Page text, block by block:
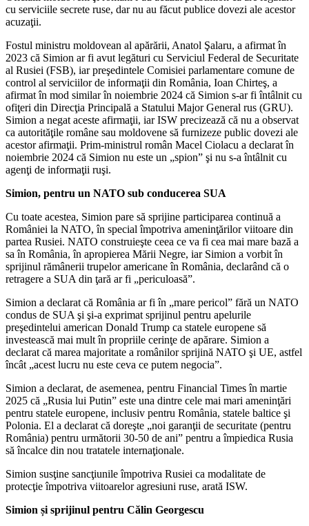
cu serviciile secrete ruse, dar nu au făcut publice dovezi ale acestor
acuzaţii.
Fostul ministru moldovean al apărării, Anatol Şalaru, a afirmat în
2023 că Simion ar fi avut legături cu Serviciul Federal de Securitate
al Rusiei (FSB), iar preşedintele Comisiei parlamentare comune de
control al serviciilor de informaţii din România, Ioan Chirteş, a
afirmat în mod similar în noiembrie 2024 că Simion s-ar fi întâlnit cu
ofiţeri din Direcţia Principală a Statului Major General rus (GRU).
Simion a negat aceste afirmaţii, iar ISW precizează că nu a observat
ca autorităţile române sau moldovene să furnizeze public dovezi ale
acestor afirmaţii. Prim-ministrul român Macel Ciolacu a declarat în
noiembrie 2024 că Simion nu este un „spion” şi nu s-a întâlnit cu
agenţi de informaţii ruşi.
Simion, pentru un NATO sub conducerea SUA
Cu toate acestea, Simion pare să sprijine participarea continuă a
României la NATO, în special împotriva ameninţărilor viitoare din
partea Rusiei. NATO construieşte ceea ce va fi cea mai mare bază a
sa în România, în apropierea Mării Negre, iar Simion a vorbit în
sprijinul rămânerii trupelor americane în România, declarând că o
retragere a SUA din ţară ar fi „periculoasă”.
Simion a declarat că România ar fi în „mare pericol” fără un NATO
condus de SUA şi şi-a exprimat sprijinul pentru apelurile
preşedintelui american Donald Trump ca statele europene să
investească mai mult în propriile cerinţe de apărare. Simion a
declarat că marea majoritate a românilor sprijină NATO şi UE, astfel
încât „acest lucru nu este ceva ce putem negocia”.
Simion a declarat, de asemenea, pentru Financial Times în martie
2025 că „Rusia lui Putin” este una dintre cele mai mari ameninţări
pentru statele europene, inclusiv pentru România, statele baltice şi
Polonia. El a declarat că doreşte „noi garanţii de securitate (pentru
România) pentru următorii 30-50 de ani” pentru a împiedica Rusia
să încalce din nou tratatele internaţionale.
Simion susţine sancţiunile împotriva Rusiei ca modalitate de
protecţie împotriva viitoarelor agresiuni ruse, arată ISW.
Simion și sprijinul pentru Călin Georgescu